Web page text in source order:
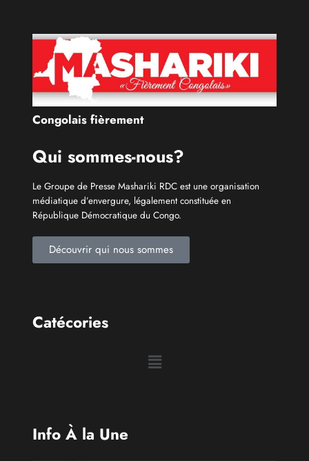
Le Groupe de Presse Mashariki RDC est une organisation
médiatique d’envergure, légalement constituée en
République Démocratique du Congo.
Découvrir qui nous sommes
Catécories